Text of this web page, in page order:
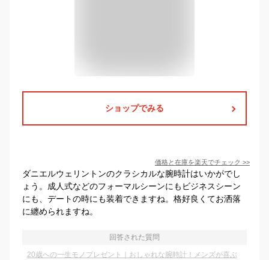
ショップでみる
価格と在庫を楽天でチェック >>
ダニエルウェリントンのクラシカルな腕時計はいかがでし
ょう。成人式などのフォーマルシーンにもビジネスシーン
にも、デートの時にも装着できますね。格好良くてお洒落
に纏められますね。
回答された質問
20歳への一生モノプレゼント｜おしゃれな腕時計！メンズが喜ぶ